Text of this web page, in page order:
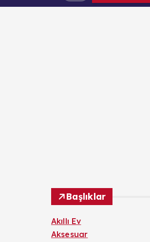
Başlıklar
Akıllı Ev
Aksesuar